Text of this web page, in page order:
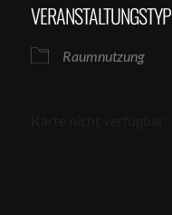
VERANSTALTUNGSTYP
Raumnutzung